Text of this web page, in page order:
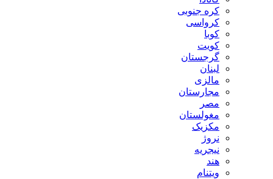
کره جنوبی
کرواسی
کوبا
کویت
گرجستان
لبنان
مالزی
مجارستان
مصر
مغولستان
مکزیک
نروژ
نیجریه
هند
ویتنام